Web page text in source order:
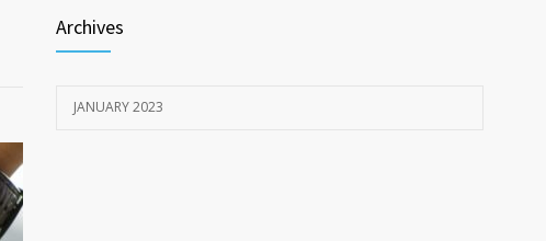
Προ-Υπόθεση Ζευγάρι
Archives
JANUARY 2023